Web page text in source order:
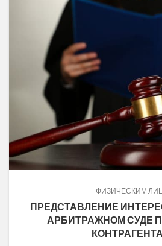
ФИЗИЧЕСКИМ
ПРЕДСТАВЛЕНИЕ
АРБИТРАЖНОМ СУДЕ